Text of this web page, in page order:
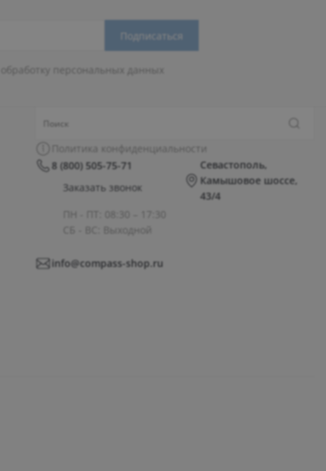
Подписаться
обработку персональных данных
Политика конфиденциальности
8 (800) 505-75-71
Заказать звонок
ПН - ПТ: 08:30 – 17:30
СБ - ВС: Выходной
Севастополь,
Камышовое шоссе,
43/4
info@compass-shop.ru